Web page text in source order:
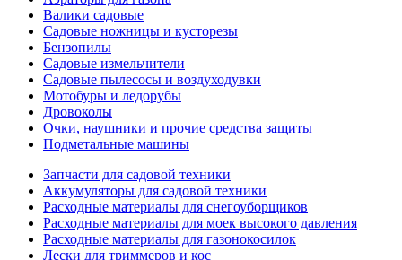
Валики садовые
Садовые ножницы и кусторезы
Бензопилы
Садовые измельчители
Садовые пылесосы и воздуходувки
Мотобуры и ледорубы
Дровоколы
Очки, наушники и прочие средства защиты
Подметальные машины
Запчасти для садовой техники
Аккумуляторы для садовой техники
Расходные материалы для снегоуборщиков
Расходные материалы для моек высокого давления
Расходные материалы для газонокосилок
Лески для триммеров и кос